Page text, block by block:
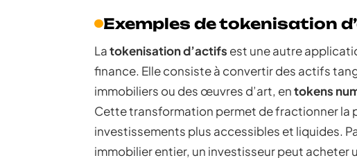
Exemples de tokenisation
Latokenisation d’actifs est une autre
finance. Elle consiste à convertir des actifs
immobiliers ou des œuvres d’art, entokens
Cette transformation permet de fractionner la
investissements plus accessibles et liquides.
immobilier entier, un investisseur peut acheter